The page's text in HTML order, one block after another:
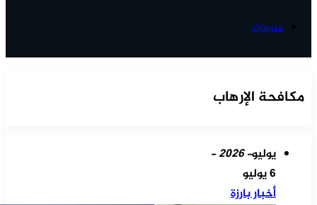
منوعات
مكافحة الإرهاب
يوليو- 2026 -
6 يوليو
أخبار بارزة